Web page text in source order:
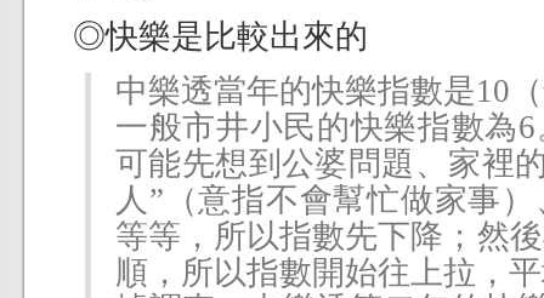
◎快樂是比較出來的
中樂透當年的快樂指數是10
一般市井小民的快樂指數為
可能先想到公婆問題、家裡
人”（意指不會幫忙做家事
等等，所以指數先下降；然
順，所以指數開始往上拉，